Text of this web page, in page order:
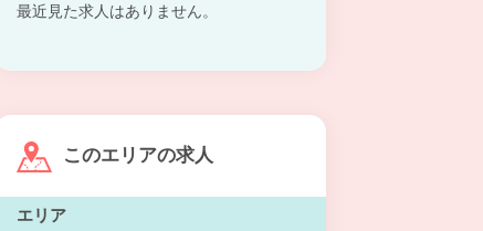
最近見た求人はありません。
このエリアの求人
エリア